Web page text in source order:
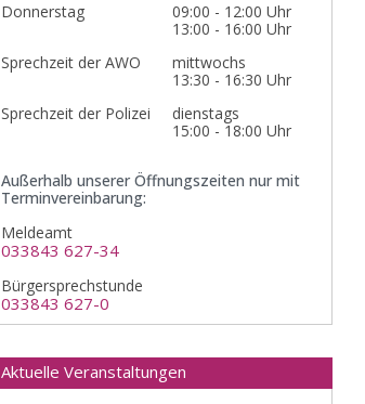
Donnerstag
09:00 - 12:00 Uhr
13:00 - 16:00 Uhr
Sprechzeit der AWO
mittwochs
13:30 - 16:30 Uhr
Sprechzeit der Polizei
dienstags
15:00 - 18:00 Uhr
Außerhalb unserer Öffnungszeiten nur mit
Terminvereinbarung:
Meldeamt
033843 627-34
Bürgersprechstunde
033843 627-0
Aktuelle Veranstaltungen